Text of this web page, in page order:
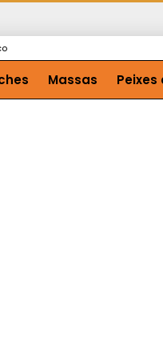
Massas Peixes